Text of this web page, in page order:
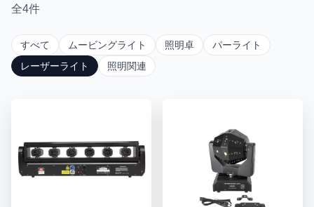
全4件
すべて ムービングライト 照明卓
パーライト
レーザーライト
照明関連